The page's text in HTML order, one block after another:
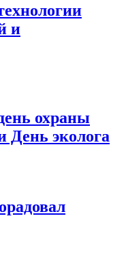
и
охраны
эколога